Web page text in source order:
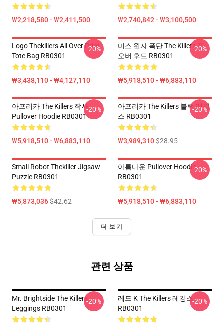
₩2,218,580 - ₩2,411,500 ₩2,740,842 - ₩3,100,500
Logo Thekillers All Over Print
Tote Bag RB0301
₩3,438,110 - ₩4,127,110
-20%
미스 원자 폭탄 The Killers 풀
오버 후드 RB0301
₩5,918,510 - ₩6,883,110
-20%
아프리카 The Killers 작사
Pullover Hoodie RB0301
₩5,918,510 - ₩6,883,110
-20%
아프리카 The Killers 블랙 레깅
스 RB0301
₩3,989,310$28.95
-20%
Small Robot Thekiller Jigsaw
Puzzle RB0301
₩5,873,036$42.62
아름다운 Pullover Hoodie
RB0301
₩5,918,510 - ₩6,883,110
-20%
더 보기
관련 상품
Mr. Brightside The Killers
Leggings RB0301
-20%
레드 K The Killers 레깅스
RB0301
-20%